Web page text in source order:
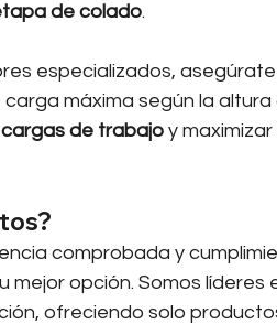
de colado.
especializados,
máxima según la altura
cargas de trabajo y
comprobada y
mejor opción. Somos líderes
ofreciendo solo